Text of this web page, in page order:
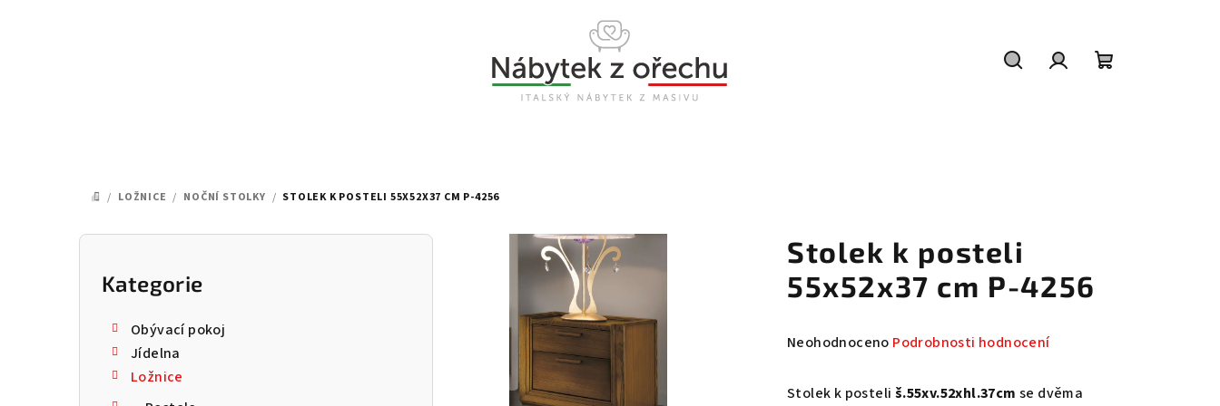
DOMŮ
/ LOŽNICE / NOČNÍ STOLKY / STOLEK K POSTELI 55X52X37 CM P-4256
P
Přeskočit
kategorie
Kategorie
Obývací pokoj
Jídelna
Ložnice
Stolek k posteli
55x52x37 cm P-4256
Průměrné
produktu
Neohodnoceno Podrobnosti hodnocení
Stolek k posteli š.55xv.52xhl.37cm se dvěma